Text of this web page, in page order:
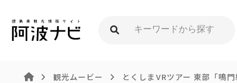
観光ムービー とくしまVRツアー 東部「鳴